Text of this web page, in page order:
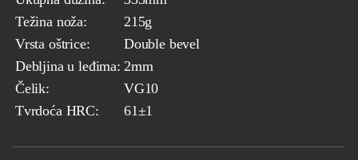
Težina noža:
215g
Vrsta oštrice:
Double bevel
Debljina u leđima: 2mm
Čelik:
VG10
Tvrdoća HRC:
61±1